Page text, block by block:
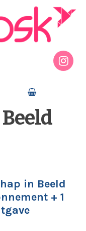
in Beeld
+ 1